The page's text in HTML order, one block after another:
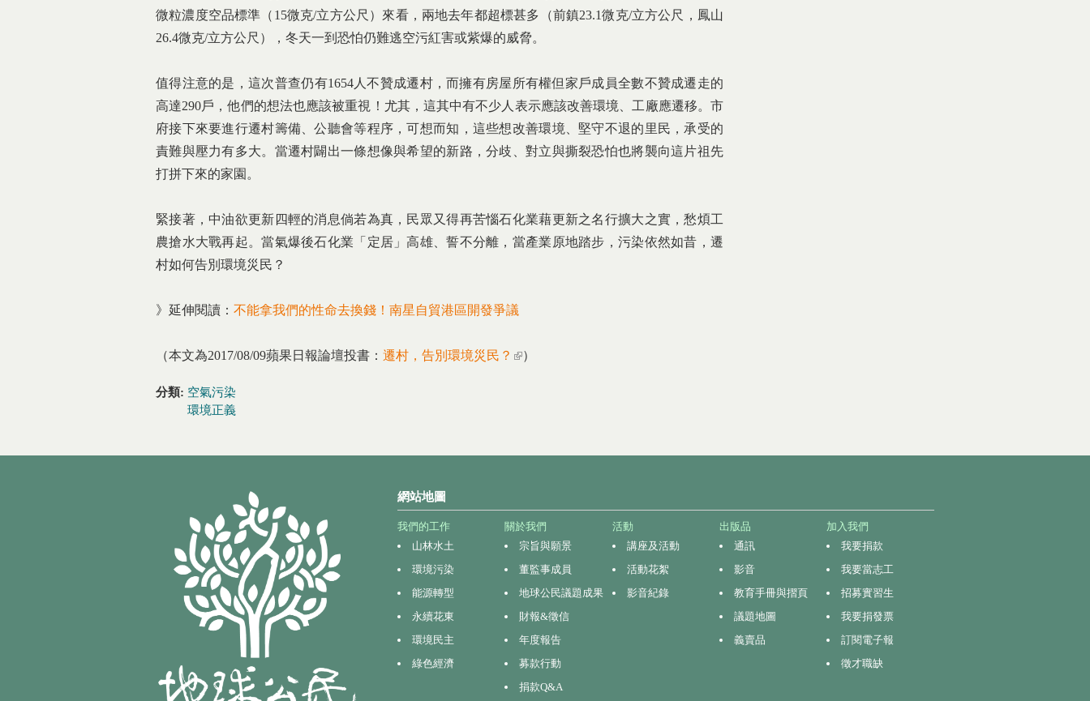
微粒濃度空品標準（15微克/立方公尺）來看，兩地去年都超標甚多（前鎮23.1微克/立方公尺，鳳山
26.4微克/立方公尺），冬天一到恐怕仍難逃空污紅害或紫爆的威脅。
值得注意的是，這次普查仍有1654人不贊成遷村，而擁有房屋所有權但家戶成員全數不贊成遷走的
高達290戶，他們的想法也應該被重視！尤其，這其中有不少人表示應該改善環境、工廠應遷移。市
府接下來要進行遷村籌備、公聽會等程序，可想而知，這些想改善環境、堅守不退的里民，承受的
責難與壓力有多大。當遷村闢出一條想像與希望的新路，分歧、對立與撕裂恐怕也將襲向這片祖先
打拼下來的家園。
緊接著，中油欲更新四輕的消息倘若為真，民眾又得再苦惱石化業藉更新之名行擴大之實，愁煩工
農搶水大戰再起。當氣爆後石化業「定居」高雄、誓不分離，當產業原地踏步，污染依然如昔，遷
村如何告別環境災民？
》延伸閱讀： 不能拿我們的性命去換錢！南星自貿港區開發爭議
（本文為2017/08/09蘋果日報論壇投書： 遷村，告別環境災民？ (link is external)
）
分類: 空氣污染
環境正義
網站地圖
我們的工作
山林水土
環境污染
能源轉型
永續花東
環境民主
綠色經濟
關於我們
宗旨與願景
董監事成員
地球公民議題成果
財報&徵信
年度報告
募款行動
捐款Q&A
活動
講座及活動
活動花絮
影音紀錄
出版品
通訊
影音
教育手冊與摺頁
議題地圖
義賣品
加入我們
我要捐款
我要當志工
招募實習生
我要捐發票
訂閱電子報
徵才職缺